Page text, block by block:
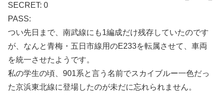
SECRET: 0
PASS:
つい先日まで、南武線にも1編成だけ残存していたのです
が、なんと青梅・五日市線用のE233を転属させて、車両
を統一させたようです。
私の学生の頃、901系と言う名前でスカイブルー一色だっ
た京浜東北線に登場したのが未だに忘れられません。